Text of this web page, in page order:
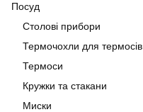
Посуд
Столові прибори
Термочохли для термосів
Термоси
Кружки та стакани
Миски